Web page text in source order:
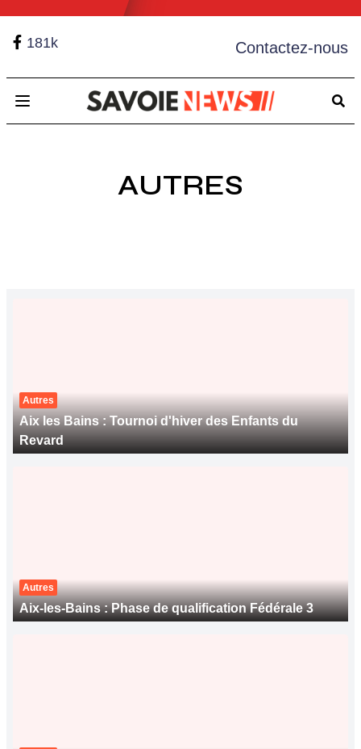
181k Contactez-nous
Open main menu
AUTRES
Autres
Aix les Bains : Tournoi d'hiver des Enfants du
Revard
Autres
Aix-les-Bains : Phase de qualification Fédérale 3